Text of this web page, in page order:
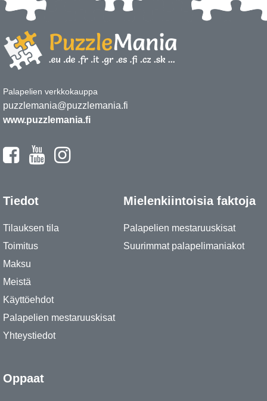
Palapelien verkkokauppa
puzzlemania@puzzlemania.fi
www.puzzlemania.fi
Tiedot
Tilauksen tila
Toimitus
Maksu
Meistä
Käyttöehdot
Palapelien mestaruuskisat
Yhteystiedot
Mielenkiintoisia faktoja
Palapelien mestaruuskisat
Suurimmat palapelimaniakot
Oppaat